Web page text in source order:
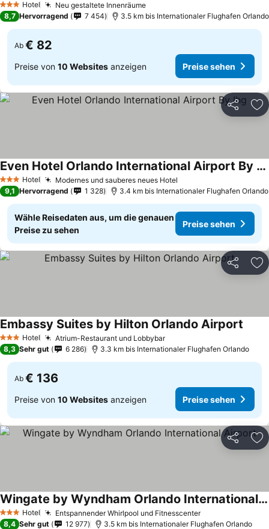
3 SterneHotel Neu gestaltete InnenräumePreise sehen
Preise sehen
8,7 Hervorragend 7 454 3.5 km bis Internationaler Flughafen Orlando
Ab € 82
Preise von 10 Websites anzeigen Preise sehen
Teilen
3 SterneHotel Modernes und sauberes neues Hotel
Even Hotel Orlando International Airport By Ihg
Preise sehen
9,1 Hervorragend 1 328 3.4 km bis Internationaler Flughafen Orlando
Wähle Reisedaten aus, um die genauen
Preise zu sehen
Preise sehen
Teilen
3 SterneHotel Atrium-Restaurant und LobbybarPreise sehen
Embassy Suites by Hilton Orlando Airport
8,3 Sehr gut 6 286 3.3 km bis Internationaler Flughafen Orlando
Ab € 136
Preise von 10 Websites anzeigen Preise sehen
Teilen
3 SterneHotel Entspannender Whirlpool und FitnesscenterPreise sehen
Wingate by Wyndham Orlando International Airport
Preise sehen
8,4 Sehr gut 12 977 3.5 km bis Internationaler Flughafen Orlando